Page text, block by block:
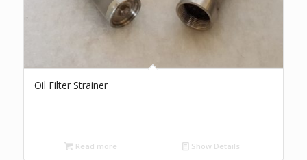
Oil Filter Strainer
Read more Show Details